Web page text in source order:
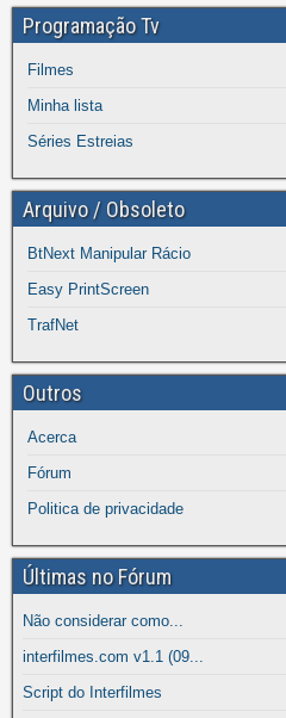
Programação Tv
Filmes
Minha lista
Séries Estreias
Arquivo / Obsoleto
BtNext Manipular Rácio
Easy PrintScreen
TrafNet
Outros
Acerca
Fórum
Politica de privacidade
Últimas no Fórum
Não considerar como...
interfilmes.com v1.1 (09...
Script do Interfilmes